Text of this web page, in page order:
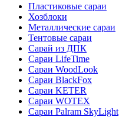
Пластиковые сараи
Хозблоки
Металлические сараи
Тентовые сараи
Сарай из ДПК
Cараи LifeTime
Cараи WoodLook
Сараи BlackFox
Сараи KETER
Сараи WOTEX
Сараи Palram SkyLight